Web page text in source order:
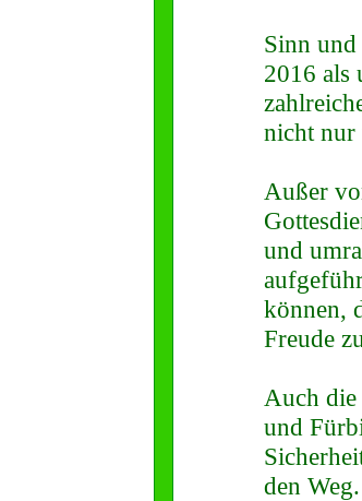
Sinn
2016 als
nicht nur
Außer
und
können,
Freude
Auch
und
den Weg.